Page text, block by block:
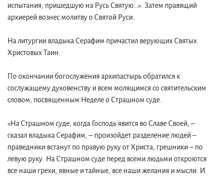
испытания, пришедшую на Русь Святую…». Затем правящий
архиерей вознес молитву о Святой Руси.
На литургии владыка Серафим причастил верующих Святых
Христовых Таин.
По окончании богослужения архипастырь обратился к
сослужащему духовенству и всем молящимся со святительским
словом, посвященным Неделе о Страшном суде.
«На Страшном суде, когда Господь явится во Славе Своей, –
сказал владыка Серафим, – произойдет разделение людей –
праведники встанут по правую руку от Христа, грешники – по
левую руку. На Страшном суде перед всеми людьми откроются
все наши грехи, явные и тайные, все наши желания и мысли. И